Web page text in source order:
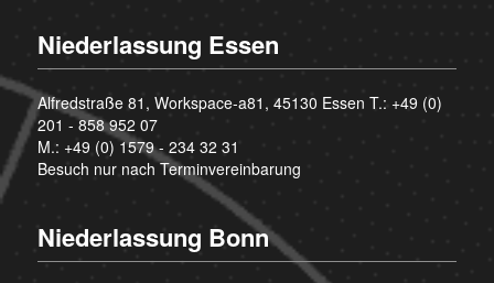
Niederlassung Essen
Alfredstraße 81, Workspace-a81, 45130 Essen T.: +49 (0)
201 - 858 952 07
M.: +49 (0) 1579 - 234 32 31
Besuch nur nach Terminvereinbarung
Niederlassung Bonn